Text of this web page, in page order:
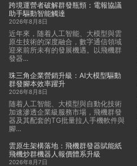
跨境運營者破解群發瓶頸：電報協議
助手驅動智能觸達
2026年8月8日
近年來，随着人工智能、大模型與雲
原生技術的深度融合，數字通信領域
迎來前所未有的發展機遇。以飛機群
發器...
珠三角企業營銷升級：AI大模型驅動
群發腳本效率躍升
2026年8月8日
随着人工智能、大模型與自動化技術
加速滲透企業級服務市場，飛機群發
器及其配套的TG批量拉人手機軟件與
腳...
雲原生架構落地：飛機群發器賦能紙
飛機炒群機器人報價體系升級
2026年8月7日